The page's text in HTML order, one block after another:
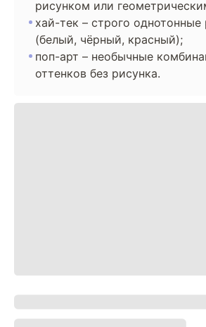
рисунком или
хай-тек – строго однотонные
(белый, чёрный, красный);
поп-арт – необычные
оттенков без рисунка.